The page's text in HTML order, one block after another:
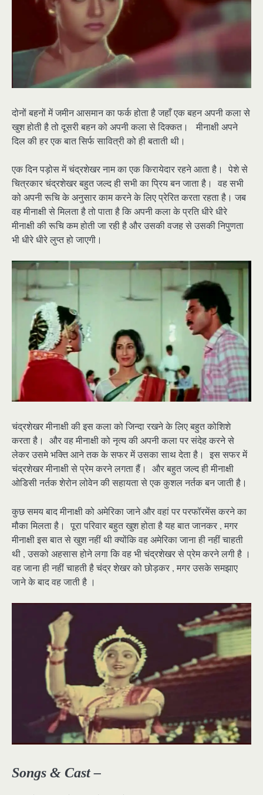
दोनों बहनों में जमीन आसमान का फर्क होता है जहाँ एक बहन अपनी कला से
खुश होती है तो दूसरी बहन को अपनी कला से दिक्कत। मीनाक्षी अपने
दिल की हर एक बात सिर्फ सावित्री को ही बताती थी।
एक दिन पड़ोस में चंद्रशेखर नाम का एक किरायेदार रहने आता है। पेशे से
चित्रकार चंद्रशेखर बहुत जल्द ही सभी का प्रिय बन जाता है। वह सभी
को अपनी रूचि के अनुसार काम करने के लिए प्रेरित करता रहता है। जब
वह मीनाक्षी से मिलता है तो पाता है कि अपनी कला के प्रति धीरे धीरे
मीनाक्षी की रूचि कम होती जा रही है और उसकी वजह से उसकी निपुणता
भी धीरे धीरे लुप्त हो जाएगी।
चंद्रशेखर मीनाक्षी की इस कला को जिन्दा रखने के लिए बहुत कोशिशे
करता है। और वह मीनाक्षी को नृत्य की अपनी कला पर संदेह करने से
लेकर उसमे भक्ति आने तक के सफर में उसका साथ देता है। इस सफर में
चंद्रशेखर मीनाक्षी से प्रेम करने लगता हैं। और बहुत जल्द ही मीनाक्षी
ओडिसी नर्तक शेरोन लोवेन की सहायता से एक कुशल नर्तक बन जाती है।
कुछ समय बाद मीनाक्षी को अमेरिका जाने और वहां पर परफॉरमेंस करने का
मौका मिलता है। पूरा परिवार बहुत खुश होता है यह बात जानकर , मगर
मीनाक्षी इस बात से खुश नहीं थी क्योंकि वह अमेरिका जाना ही नहीं चाहती
थी , उसको अहसास होने लगा कि वह भी चंद्रशेखर से प्रेम करने लगी है ।
वह जाना ही नहीं चाहती है चंद्र शेखर को छोड़कर , मगर उसके समझाए
जाने के बाद वह जाती है ।
Songs & Cast –